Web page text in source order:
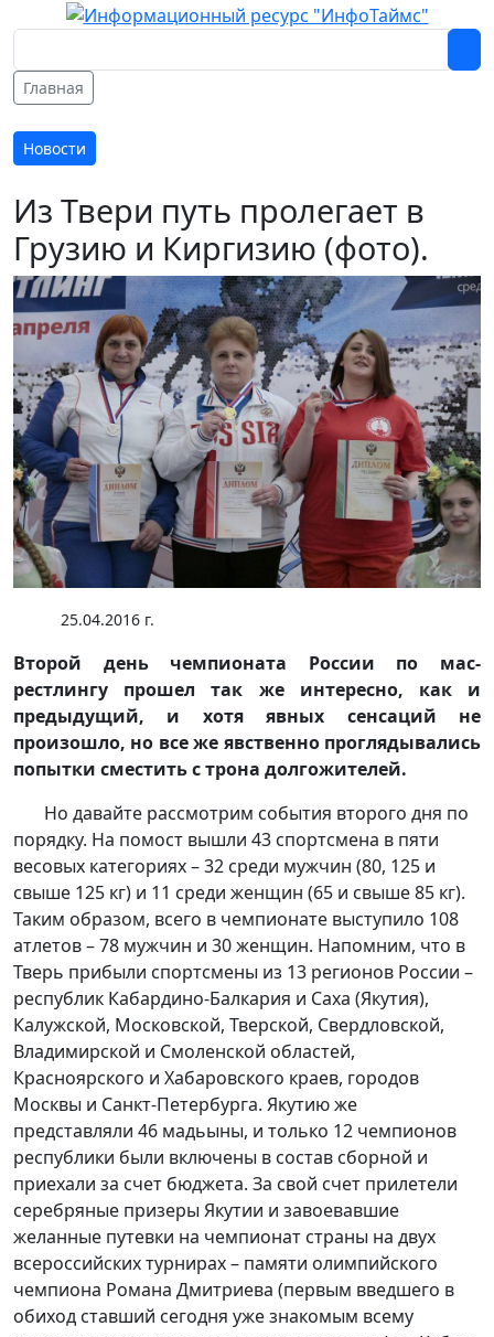
Главная
Новости
Из Твери путь пролегает в
Грузию и Киргизию (фото).
25.04.2016 г.
Второй день чемпионата России по мас-
рестлингу прошел так же интересно, как и
предыдущий, и хотя явных сенсаций не
произошло, но все же явственно проглядывались
попытки сместить с трона долгожителей.
Но давайте рассмотрим события второго дня по
порядку. На помост вышли 43 спортсмена в пяти
весовых категориях – 32 среди мужчин (80, 125 и
свыше 125 кг) и 11 среди женщин (65 и свыше 85 кг).
Таким образом, всего в чемпионате выступило 108
атлетов – 78 мужчин и 30 женщин. Напомним, что в
Тверь прибыли спортсмены из 13 регионов России –
республик Кабардино-Балкария и Саха (Якутия),
Калужской, Московской, Тверской, Свердловской,
Владимирской и Смоленской областей,
Красноярского и Хабаровского краев, городов
Москвы и Санкт-Петербурга. Якутию же
представляли 46 мадьыны, и только 12 чемпионов
республики были включены в состав сборной и
приехали за счет бюджета. За свой счет прилетели
серебряные призеры Якутии и завоевавшие
желанные путевки на чемпионат страны на двух
всероссийских турнирах – памяти олимпийского
чемпиона Романа Дмитриева (первым введшего в
обиход ставший сегодня уже знакомым всему